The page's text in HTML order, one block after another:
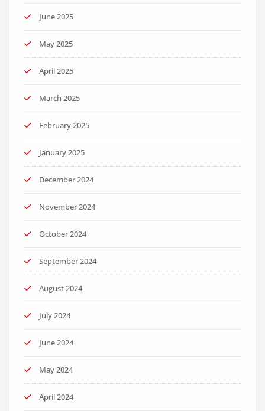
June 2025
May 2025
April 2025
March 2025
February 2025
January 2025
December 2024
November 2024
October 2024
September 2024
August 2024
July 2024
June 2024
May 2024
April 2024